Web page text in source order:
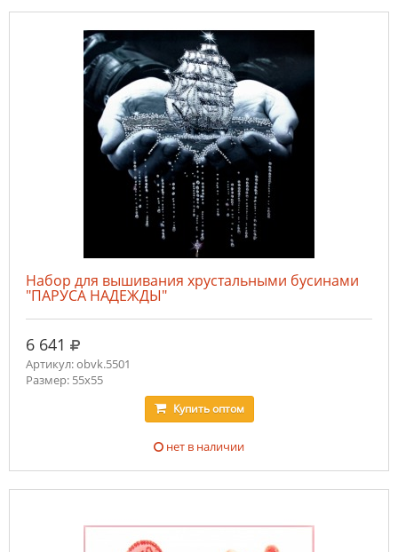
Набор для вышивания хрустальными бусинами
"ПАРУСА НАДЕЖДЫ"
6 641 руб.
Артикул: obvk.5501
Размер: 55х55
Купитьоптом
нет в наличии